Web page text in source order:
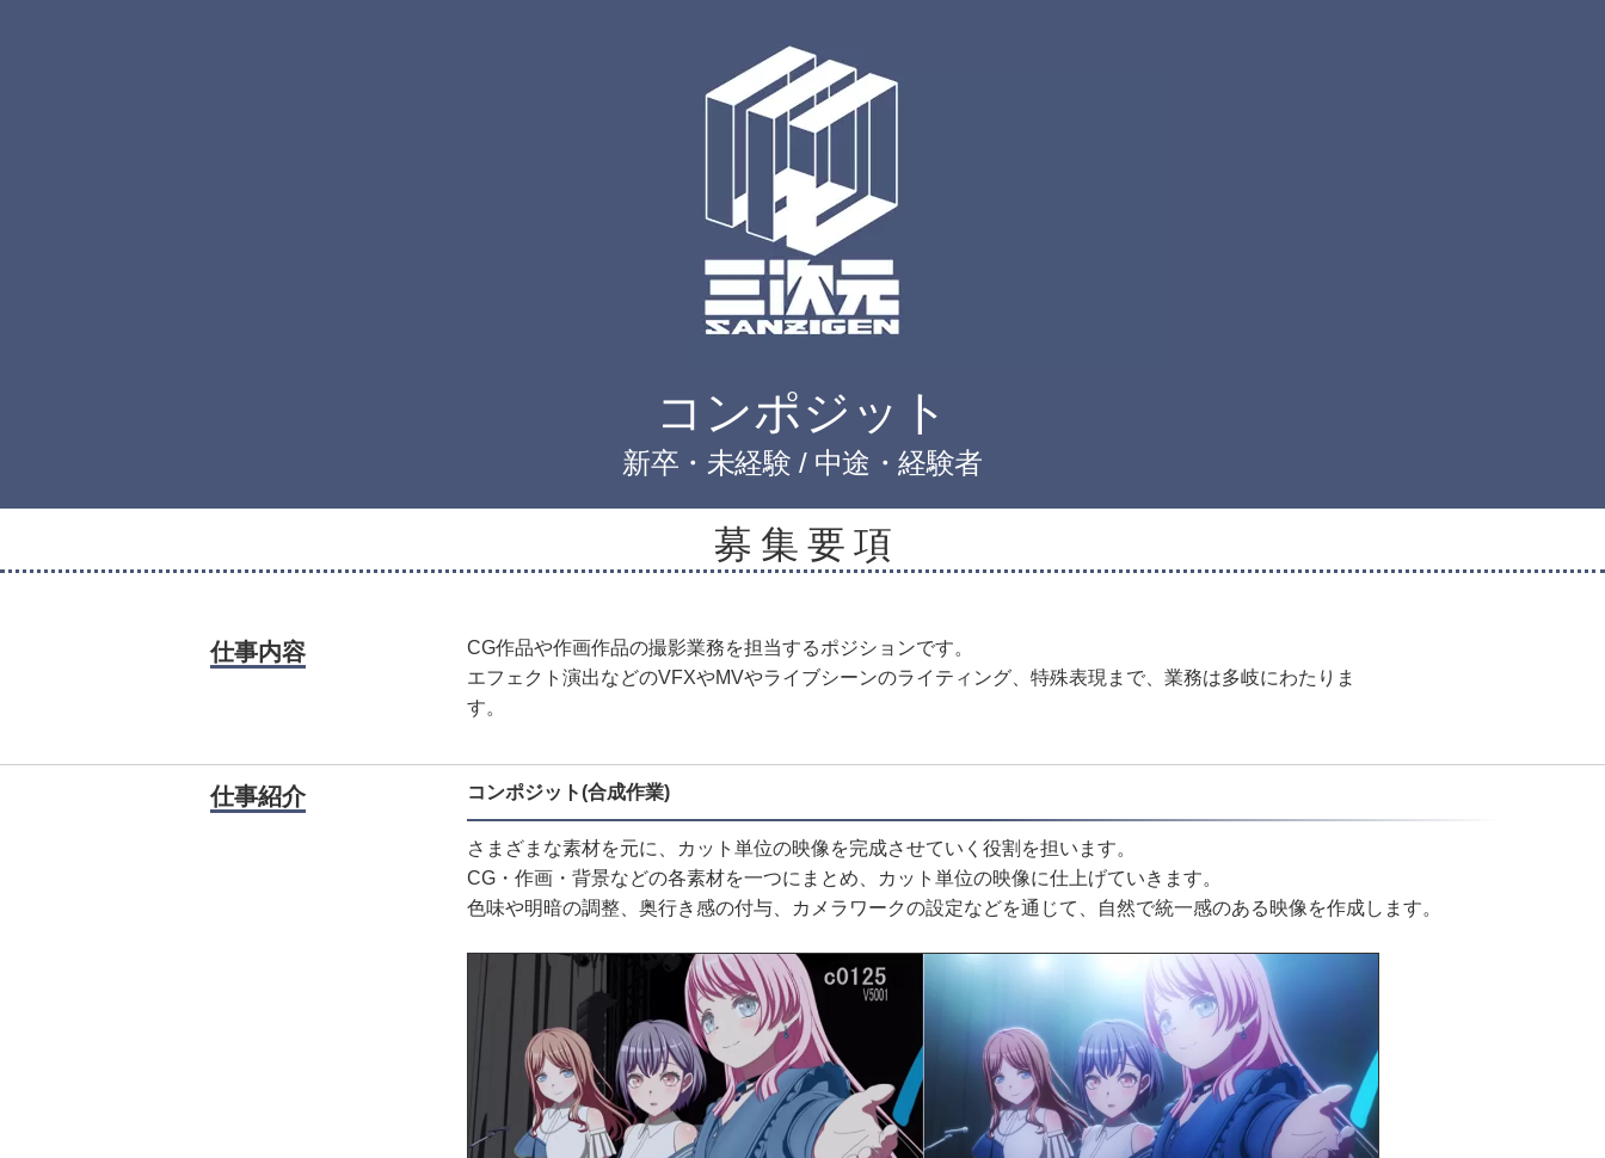
コンポジット
新卒・未経験 / 中途・経験者
募 集 要 項
仕事内容
CG作品や作画作品の撮影業務を担当するポジションです。
エフェクト演出などのVFXやMVやライブシーンのライティング、特殊表現まで、業務は多岐にわたりま
す。
仕事紹介 コンポジット(合成作業)
さまざまな素材を元に、カット単位の映像を完成させていく役割を担います。
CG・作画・背景などの各素材を一つにまとめ、カット単位の映像に仕上げていきます。
色味や明暗の調整、奥行き感の付与、カメラワークの設定などを通じて、自然で統一感のある映像を作成します。